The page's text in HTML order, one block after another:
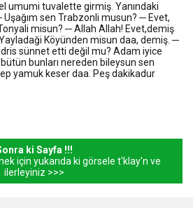
umumi tuvalette girmiş. Yanındaki
sen Trabzonli musun? ─ Evet,
misun? ─ Allah Allah! Evet,demiş
Köyünden misun daa, demiş. ─
sünnet etti değil mu? Adam iyice
bunları nereden bileysun sen
yamuk keser daa. Peş dakikadur
ki Sayfa !!!
için yukarıda ki görsele t'klay'n ve
ilerleyiniz >>>